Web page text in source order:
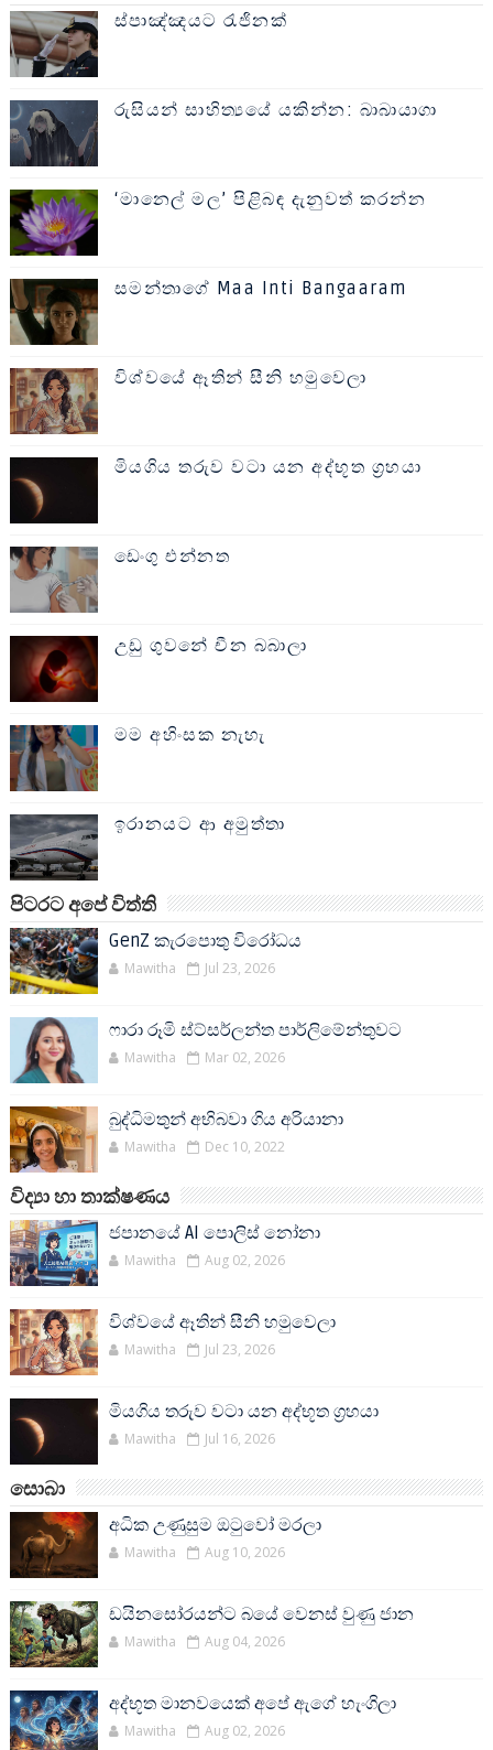
ස්පාඤ්ඤයට රැජිනක්
රුසියන් සාහිත්‍යයේ යකින්න: බාබායාගා
‘මානෙල් මල’ පිළිබඳ දැනුවත් කරන්න
සමන්තාගේ Maa Inti Bangaaram
විශ්වයේ ඈතින් සීනි හමුවෙලා
මියගිය තරුව වටා යන අද්භූත ග්‍රහයා
ඩෙංගු එන්නත
උඩු ගුවනේ චීන බබාලා
මම අහිංසක නැහැ
ඉරානයට ආ අමුත්තා
පිටරට අපේ විත්ති
GenZ කැරපොතු විරෝධය
Mawitha Jul 23, 2026
ෆාරා රූමි ස්ට්සර්ලන්ත පාර්ලිමේන්තුවට
Mawitha Mar 02, 2026
බුද්ධිමතුන් අභිබවා ගිය අරියානා
Mawitha Dec 10, 2022
විද්‍යා හා තාක්ෂණය
ජපානයේ AI පොලිස් නෝනා
Mawitha Aug 02, 2026
විශ්වයේ ඈතින් සීනි හමුවෙලා
Mawitha Jul 23, 2026
මියගිය තරුව වටා යන අද්භූත ග්‍රහයා
Mawitha Jul 16, 2026
සොබා
අධික උණුසුම ඔටුවෝ මරලා
Mawitha Aug 10, 2026
ඩයිනසෝරයන්ට බයේ වෙනස් වුණු ජාන
Mawitha Aug 04, 2026
අද්භූත මානවයෙක් අපේ ඇගේ හැංගිලා
Mawitha Aug 02, 2026